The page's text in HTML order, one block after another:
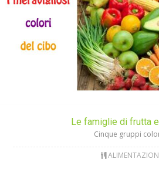
Le famiglie di frutta
Cinque gruppi